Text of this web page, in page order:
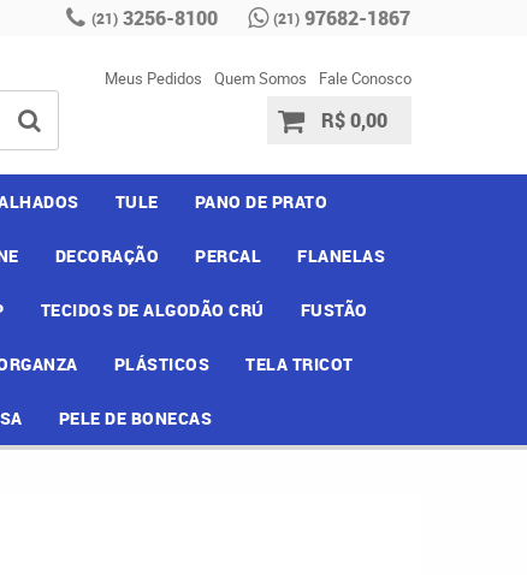
(21) 3256-8100 (21) 97682-1867
Meus Pedidos Quem Somos Fale Conosco
R$ 0,00
TULE PANO DE PRATO
DECORAÇÃO PERCAL FLANELAS
TECIDOS DE ALGODÃO CRÚ FUSTÃO
PLÁSTICOS TELA TRICOT
PELE DE BONECAS